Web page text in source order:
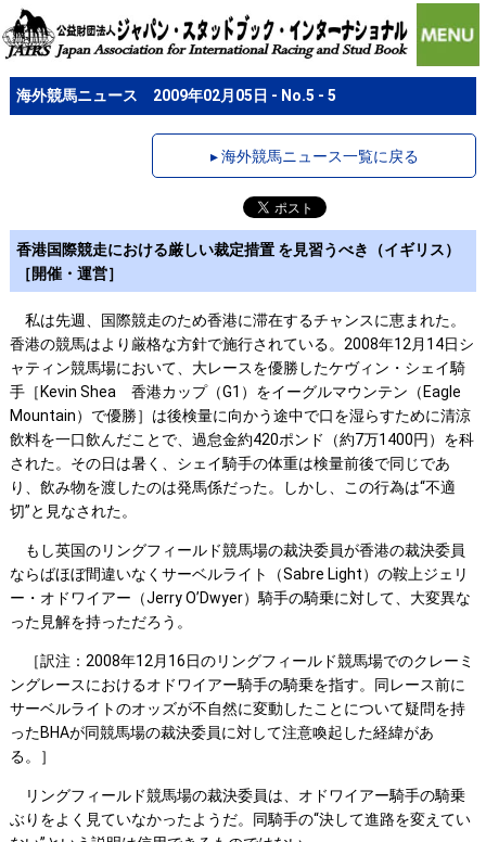
海外競馬ニュース 2009年02月05日 - No.5 - 5
▸ 海外競馬ニュース一覧に戻る
香港国際競走における厳しい裁定措置 を見習うべき（イギリス）
［開催・運営］
私は先週、国際競走のため香港に滞在するチャンスに恵まれた。
香港の競馬はより厳格な方針で施行されている。2008年12月14日シ
ャティン競馬場において、大レースを優勝したケヴィン・シェイ騎
手［Kevin Shea 香港カップ（G1）をイーグルマウンテン（Eagle
Mountain）で優勝］は後検量に向かう途中で口を湿らすために清涼
飲料を一口飲んだことで、過怠金約420ポンド（約7万1400円）を科
された。その日は暑く、シェイ騎手の体重は検量前後で同じであ
り、飲み物を渡したのは発馬係だった。しかし、この行為は“不適
切”と見なされた。
もし英国のリングフィールド競馬場の裁決委員が香港の裁決委員
ならばほぼ間違いなくサーベルライト（Sabre Light）の鞍上ジェリ
ー・オドワイアー（Jerry O’Dwyer）騎手の騎乗に対して、大変異な
った見解を持っただろう。
［訳注：2008年12月16日のリングフィールド競馬場でのクレーミ
ングレースにおけるオドワイアー騎手の騎乗を指す。同レース前に
サーベルライトのオッズが不自然に変動したことについて疑問を持
ったBHAが同競馬場の裁決委員に対して注意喚起した経緯があ
る。］
リングフィールド競馬場の裁決委員は、オドワイアー騎手の騎乗
ぶりをよく見ていなかったようだ。同騎手の“決して進路を変えてい